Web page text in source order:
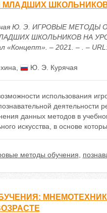
МЛАДШИХ
Ю. Э. ИГРОВЫЕ
ШКОЛЬНИКОВ НА
«Концепт». – 2021. – . –
Ю. Э. Курячая
использования
деятельности
данных методов в
искусства, в основе
методы обучения